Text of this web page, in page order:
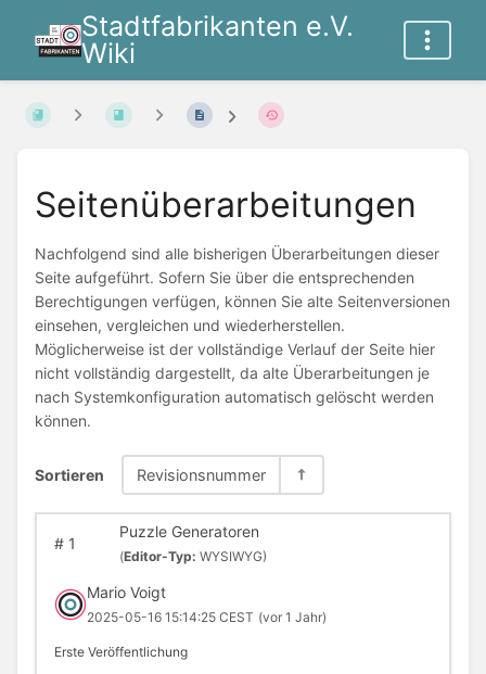
Stadtfabrikanten e.V.
Wiki
Seitenüberarbeitungen
Nachfolgend sind alle bisherigen Überarbeitungen dieser
Seite aufgeführt. Sofern Sie über die entsprechenden
Berechtigungen verfügen, können Sie alte Seitenversionen
einsehen, vergleichen und wiederherstellen.
Möglicherweise ist der vollständige Verlauf der Seite hier
nicht vollständig dargestellt, da alte Überarbeitungen je
nach Systemkonfiguration automatisch gelöscht werden
können.
Sortieren Revisionsnummer
#1
Puzzle Generatoren
(Editor-Typ: WYSIWYG)
Mario Voigt
2025-05-16 15:14:25 CEST (vor 1 Jahr)
Erste Veröffentlichung